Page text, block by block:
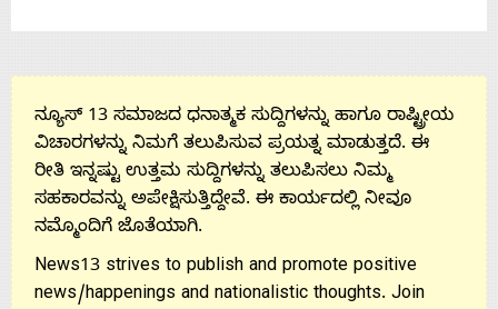
ನ್ಯೂಸ್ 13 ಸಮಾಜದ ಧನಾತ್ಮಕ ಸುದ್ದಿಗಳನ್ನು ಹಾಗೂ ರಾಷ್ಟ್ರೀಯ
ವಿಚಾರಗಳನ್ನು ನಿಮಗೆ ತಲುಪಿಸುವ ಪ್ರಯತ್ನ ಮಾಡುತ್ತದೆ. ಈ
ರೀತಿ ಇನ್ನಷ್ಟು ಉತ್ತಮ ಸುದ್ದಿಗಳನ್ನು ತಲುಪಿಸಲು ನಿಮ್ಮ
ಸಹಕಾರವನ್ನು ಅಪೇಕ್ಷಿಸುತ್ತಿದ್ದೇವೆ. ಈ ಕಾರ್ಯದಲ್ಲಿ ನೀವೂ
ನಮ್ಮೊಂದಿಗೆ ಜೊತೆಯಾಗಿ.
News13 strives to publish and promote positive
news/happenings and nationalistic thoughts. Join